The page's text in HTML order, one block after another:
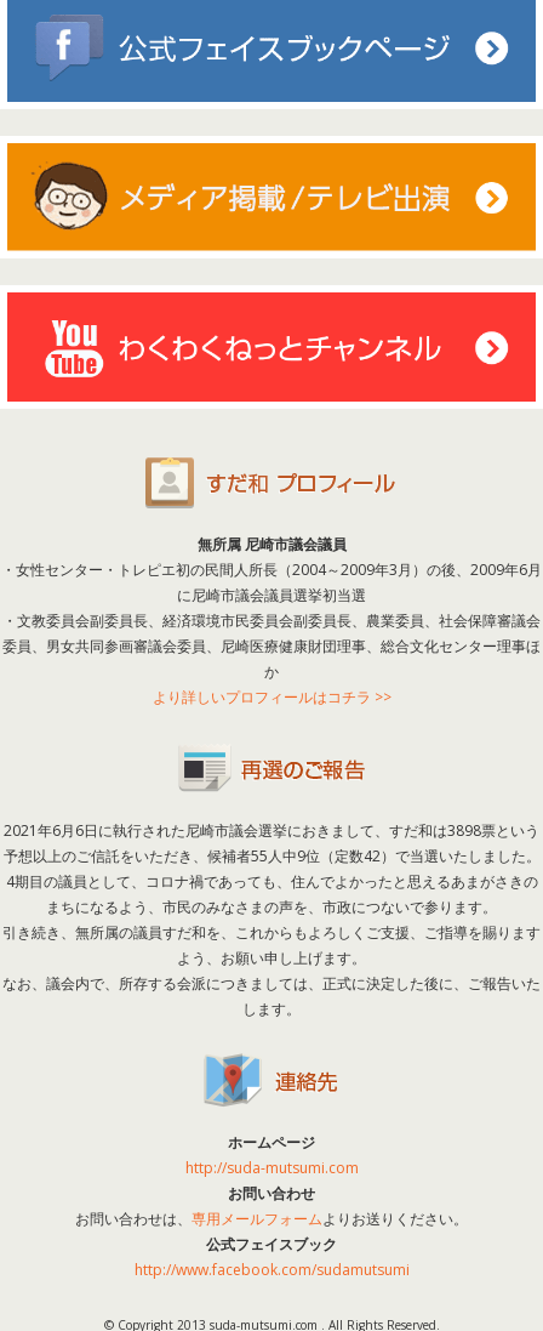
無所属 尼崎市議会議員
・女性センター・トレピエ初の民間人所長（2004～2009年3月）の後、2009年6月
に尼崎市議会議員選挙初当選
・文教委員会副委員長、経済環境市民委員会副委員長、農業委員、社会保障審議会
委員、男女共同参画審議会委員、尼崎医療健康財団理事、総合文化センター理事ほ
か
より詳しいプロフィールはコチラ >>
2021年6月6日に執行された尼崎市議会選挙におきまして、すだ和は3898票という
予想以上のご信託をいただき、候補者55人中9位（定数42）で当選いたしました。
4期目の議員として、コロナ禍であっても、住んでよかったと思えるあまがさきの
まちになるよう、市民のみなさまの声を、市政につないで参ります。
引き続き、無所属の議員すだ和を、これからもよろしくご支援、ご指導を賜ります
よう、お願い申し上げます。
なお、議会内で、所存する会派につきましては、正式に決定した後に、ご報告いた
します。
ホームページ
http://suda-mutsumi.com
お問い合わせ
お問い合わせは、 専用メールフォームよりお送りください。
公式フェイスブック
http://www.facebook.com/sudamutsumi
© Copyright 2013 suda-mutsumi.com . All Rights Reserved.